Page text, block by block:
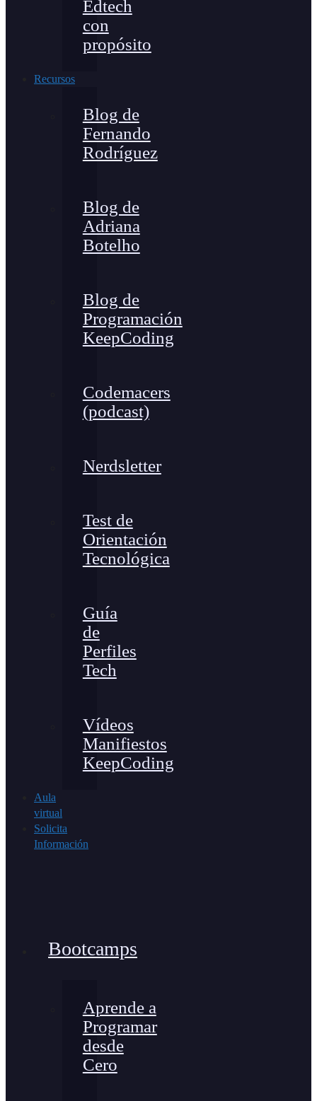
Edtech
con
propósito
Recursos
Blog de
Fernando
Rodríguez
Blog de
Adriana
Botelho
Blog de
Programación
KeepCoding
Codemacers
(podcast)
Nerdsletter
Test de
Orientación
Tecnológica
Guía
de
Perfiles
Tech
Vídeos
Manifiestos
KeepCoding
Aula
virtual
Solicita
Información
Bootcamps
Aprende a
Programar
desde
Cero